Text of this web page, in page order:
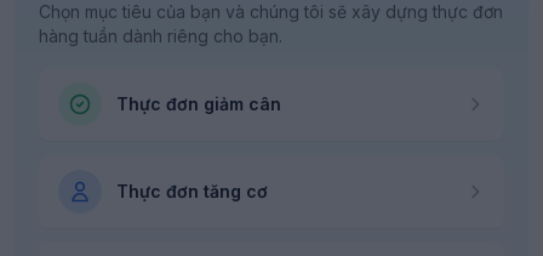
Chọn mục tiêu của bạn và chúng tôi sẽ xây dựng thực đơn
hàng tuần dành riêng cho bạn.
Thực đơn giảm cân
Thực đơn tăng cơ